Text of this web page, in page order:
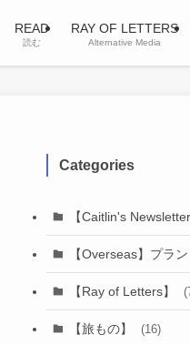
READ
読む
RAY OF LETTERS
Alternative Media
Categories
【Caitlin's
【Overseas】プラン
【Ray of Letters】
【旅もの】 (16)